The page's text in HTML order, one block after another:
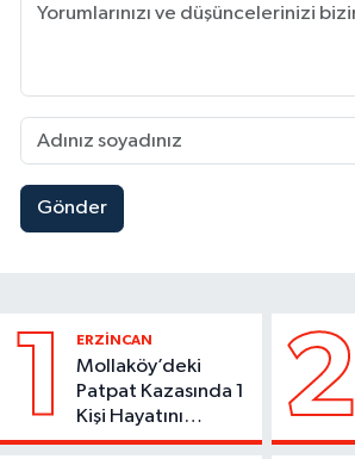
Gönder
1 ERZİNCAN
Mollaköy’deki
Patpat Kazasında 1
Kişi Hayatını
Kaybetti
2